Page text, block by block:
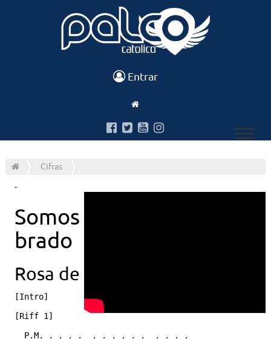
Entrar
Cifras
-
Somos part thiago
brado
Rosa de saron
[Intro]
[Riff 1]